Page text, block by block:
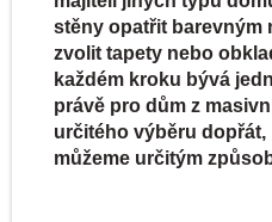
stěny opatřit barevným
zvolit tapety nebo
každém kroku bývá
právě pro dům z
určitého výběru
můžeme určitým